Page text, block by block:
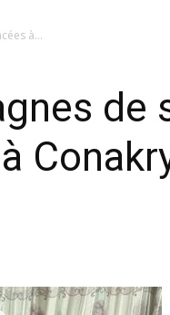
à...
de